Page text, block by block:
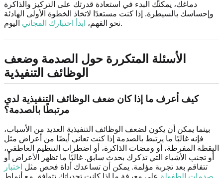
دماغك، يمكنك البدء في استعادة قدرتك على التركيز والذاكرة
وإحساسك بالسيطرة. إذا كنت مستعدًا لاتخاذ الخطوة الأولى الهادئة
نحو الفهم، ابدأ اختبارك المجاني اليوم.
الأسئلة المتكررة حول الصدمة وضعف
الوظائف التنفيذية
كيف أعرف ما إذا كان ضعف الوظائف التنفيذية لدي
مرتبطًا بالصدمة؟
بينما يمكن أن يكون لضعف الوظائف التنفيذية العديد من الأسباب،
فإنه غالبًا ما يرتبط بالصدمة إذا كنت تعاني أيضًا من أعراض مثل
اليقظة المفرطة، أو ومضات الذاكرة، أو اضطراب التنظيم العاطفي،
أو تجنب الأشياء التي تذكرك بحدث سابق. غالبًا ما تظهر الأعراض أو
تتفاقم بعد تجربة مؤلمة. يمكن أن تساعدك أداة فحص مثل اختبار